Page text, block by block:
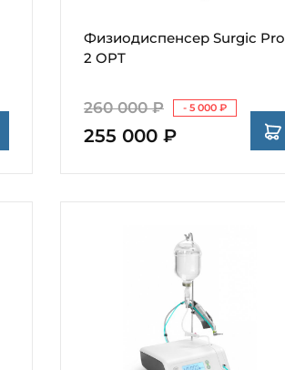
Физиодиспенсер Surgic Pro
2 OPT
260 000 ₽ - 5 000 ₽
255 000 ₽